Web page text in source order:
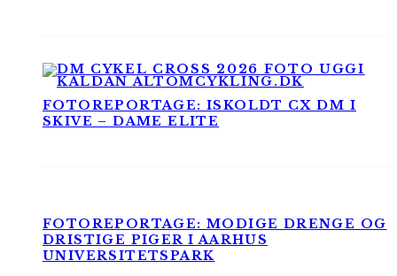
FOTOREPORTAGE: ISKOLDT CX DM I
SKIVE – DAME ELITE
FOTOREPORTAGE: MODIGE DRENGE OG
DRISTIGE PIGER I AARHUS
UNIVERSITETSPARK